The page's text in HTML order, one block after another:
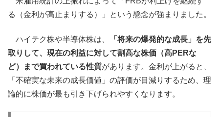
る（金利が高止まりする）」という懸念が強まりました。
ハイテク株や半導体株は、
「将来の爆発的な成長」を先
取りして、現在の利益に対して割高な株価（高PERな
ど）まで買われている性質があります。金利が上がると、
「不確実な未来の成長価値」の評価が目減りするため、理
論的に株価が最も引き下げられやすくなります。